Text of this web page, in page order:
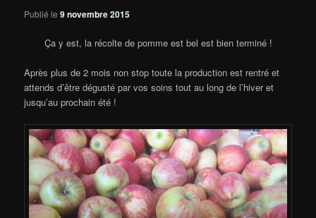
Publié le9 novembre 2015
Ça y est, la récolte de pomme est bel est bien terminé !
Après plus de 2 mois non stop toute la production est rentré et
attends d’être dégusté par vos soins tout au long de l’hiver et
jusqu’au prochain été !